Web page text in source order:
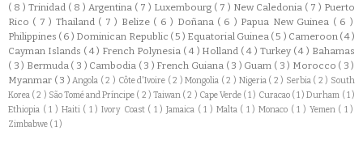
( 8 ) Trinidad ( 8 ) Argentina ( 7 ) Luxembourg ( 7 ) New Caledonia ( 7 ) Puerto
Rico ( 7 ) Thailand ( 7 ) Belize ( 6 ) Doñana ( 6 ) Papua New Guinea ( 6 )
Philippines ( 6 ) Dominican Republic ( 5 ) Equatorial Guinea ( 5 ) Cameroon ( 4 )
Cayman Islands ( 4 ) French Polynesia ( 4 ) Holland ( 4 ) Turkey ( 4 ) Bahamas
( 3 ) Bermuda ( 3 ) Cambodia ( 3 ) French Guiana ( 3 ) Guam ( 3 ) Morocco ( 3 )
Myanmar ( 3 )Angola ( 2 ) Côte d'Ivoire ( 2 )Mongolia ( 2 ) Nigeria ( 2 ) Serbia ( 2 ) South
Korea ( 2 ) São Tomé and Príncipe ( 2 ) Taiwan ( 2 ) Cape Verde ( 1 ) Curacao ( 1 )Durham ( 1 )
Ethiopia ( 1 ) Haiti ( 1 ) Ivory Coast ( 1 )Jamaica ( 1 ) Malta ( 1 )Monaco ( 1 ) Yemen ( 1 )
Zimbabwe ( 1 )